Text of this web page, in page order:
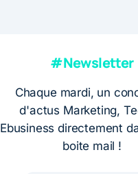
#Newsletter
Chaque mardi, un
d'actus Marketing,
Ebusiness directement
boite mail !